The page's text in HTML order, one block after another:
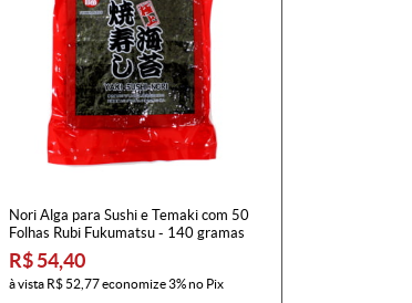
Nori Alga para Sushi e Temaki com 50
Folhas Rubi Fukumatsu - 140 gramas
R$ 54,40
à vista R$ 52,77economize3%no Pix